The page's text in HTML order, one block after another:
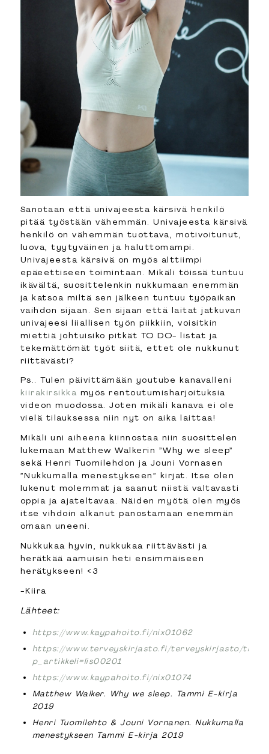
Sanotaan että univajeesta kärsivä henkilö
pitää työstään vähemmän. Univajeesta kärsivä
henkilö on vähemmän tuottava, motivoitunut,
luova, tyytyväinen ja haluttomampi.
Univajeesta kärsivä on myös alttiimpi
epäeettiseen toimintaan. Mikäli töissä tuntuu
ikävältä, suosittelenkin nukkumaan enemmän
ja katsoa miltä sen jälkeen tuntuu työpaikan
vaihdon sijaan. Sen sijaan että laitat jatkuvan
univajeesi liiallisen työn piikkiin, voisitkin
miettiä johtuisiko pitkät TO DO- listat ja
tekemättömät työt siitä, ettet ole nukkunut
riittävästi?
Ps.. Tulen päivittämään youtube kanavalleni
kiirakirsikka myös rentoutumisharjoituksia
videon muodossa. Joten mikäli kanava ei ole
vielä tilauksessa niin nyt on aika laittaa!
Mikäli uni aiheena kiinnostaa niin suosittelen
lukemaan Matthew Walkerin ”Why we sleep”
sekä Henri Tuomilehdon ja Jouni Vornasen
”Nukkumalla menestykseen” kirjat. Itse olen
lukenut molemmat ja saanut niistä valtavasti
oppia ja ajateltavaa. Näiden myötä olen myös
itse vihdoin alkanut panostamaan enemmän
omaan uneeni.
Nukkukaa hyvin, nukkukaa riittävästi ja
herätkää aamuisin heti ensimmäiseen
herätykseen! <3
-Kiira
Lähteet:
https://www.kaypahoito.fi/nix01062
https://www.terveyskirjasto.fi/terveyskirjasto/
p_artikkeli=lis00201
https://www.kaypahoito.fi/nix01074
Matthew Walker. Why we sleep. Tammi E-kirja
2019
Henri Tuomilehto & Jouni Vornanen. Nukkumalla
menestykseen Tammi E-kirja 2019